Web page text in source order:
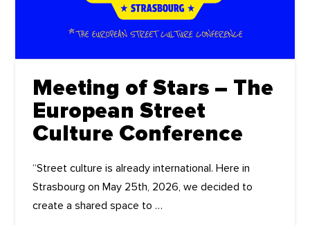
Meeting of Stars – The
European Street
Culture Conference
“Street culture is already international. Here in
Strasbourg on May 25th, 2026, we decided to
create a shared space to …